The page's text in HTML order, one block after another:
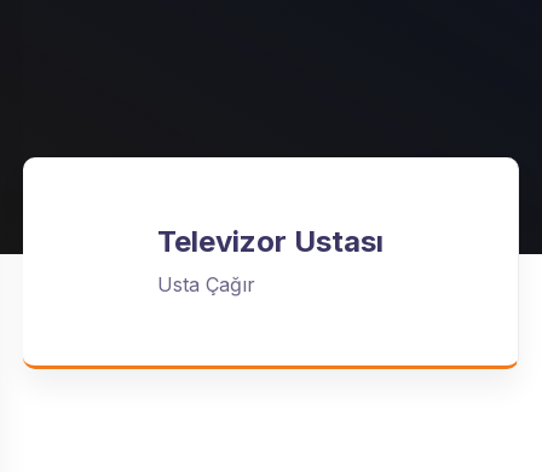
Televizor Ustası
Usta Çağır